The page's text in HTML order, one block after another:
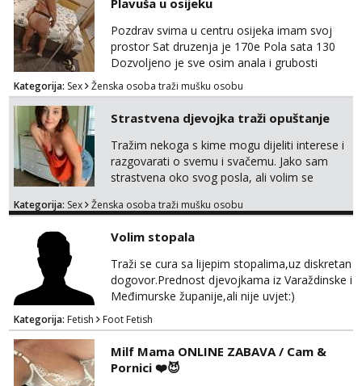
Plavuša u osijeku
Pozdrav svima u centru osijeka imam svoj
prostor Sat druzenja je 170e Pola sata 130
Dozvoljeno je sve osim anala i grubosti
Prodajem i svoja videa ako nekog zanima Za
dogovor javite se na wocap 0919282417
Kategorija: Sex Ženska osoba traži mušku osobu
Strastvena djevojka traži opuštanje
Tražim nekoga s kime mogu dijeliti interese i
razgovarati o svemu i svačemu. Jako sam
strastvena oko svog posla, ali volim se
Voljela bi naci nekoga pa da se nemoram
ispod i nadji me tamo, cekam te!
Kategorija: Sex Ženska osoba traži mušku osobu
Volim stopala
Traži se cura sa lijepim stopalima,uz diskretan
dogovor.Prednost djevojkama iz Varaždinske i
Međimurske županije,ali nije uvjet:)
Kategorija: Fetish Foot Fetish
Milf Mama ONLINE ZABAVA / Cam &
Pornici ❤️😈